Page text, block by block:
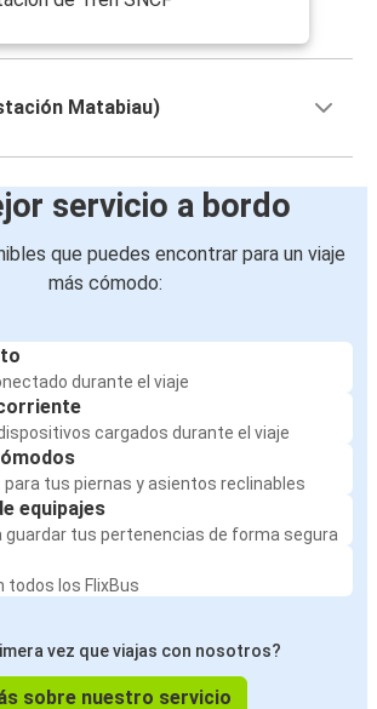
Matabiau)
servicio a bordo
que puedes encontrar para un viaje
más cómodo:
durante el viaje
cargados durante el viaje
para tus piernas y asientos reclinables
equipajes
guardar tus pertenencias de forma segura
todos los FlixBus
vez que viajas con nosotros?
sobre nuestro servicio